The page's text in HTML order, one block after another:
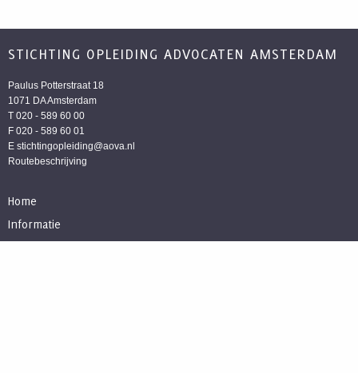
STICHTING OPLEIDING ADVOCATEN AMSTERDAM
Paulus Potterstraat 18
1071 DA Amsterdam
T 020 - 589 60 00
F 020 - 589 60 01
E stichtingopleiding@aova.nl
Routebeschrijving
Home
Informatie